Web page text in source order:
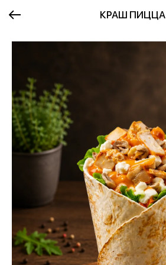
КРАШ ПИЦЦА